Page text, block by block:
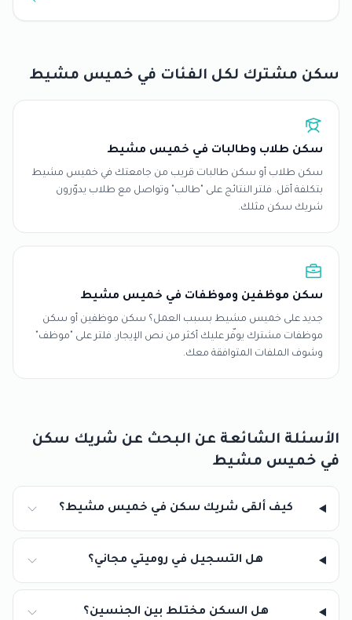
سكن مشترك لكل الفئات في خميس مشيط
سكن طلاب وطالبات في خميس مشيط
سكن طلاب أو سكن طالبات قريب من جامعتك في خميس مشيط
بتكلفة أقل. فلتر النتائج على "طالب" وتواصل مع طلاب يدوّرون
شريك سكن مثلك.
سكن موظفين وموظفات في خميس مشيط
جديد على خميس مشيط بسبب العمل؟ سكن موظفين أو سكن
موظفات مشترك يوفّر عليك أكثر من نص الإيجار. فلتر على "موظف"
وشوف الملفات المتوافقة معك.
الأسئلة الشائعة عن البحث عن شريك سكن
في خميس مشيط
كيف ألقى شريك سكن في خميس مشيط؟
هل التسجيل في روميتي مجاني؟
هل السكن مختلط بين الجنسين؟